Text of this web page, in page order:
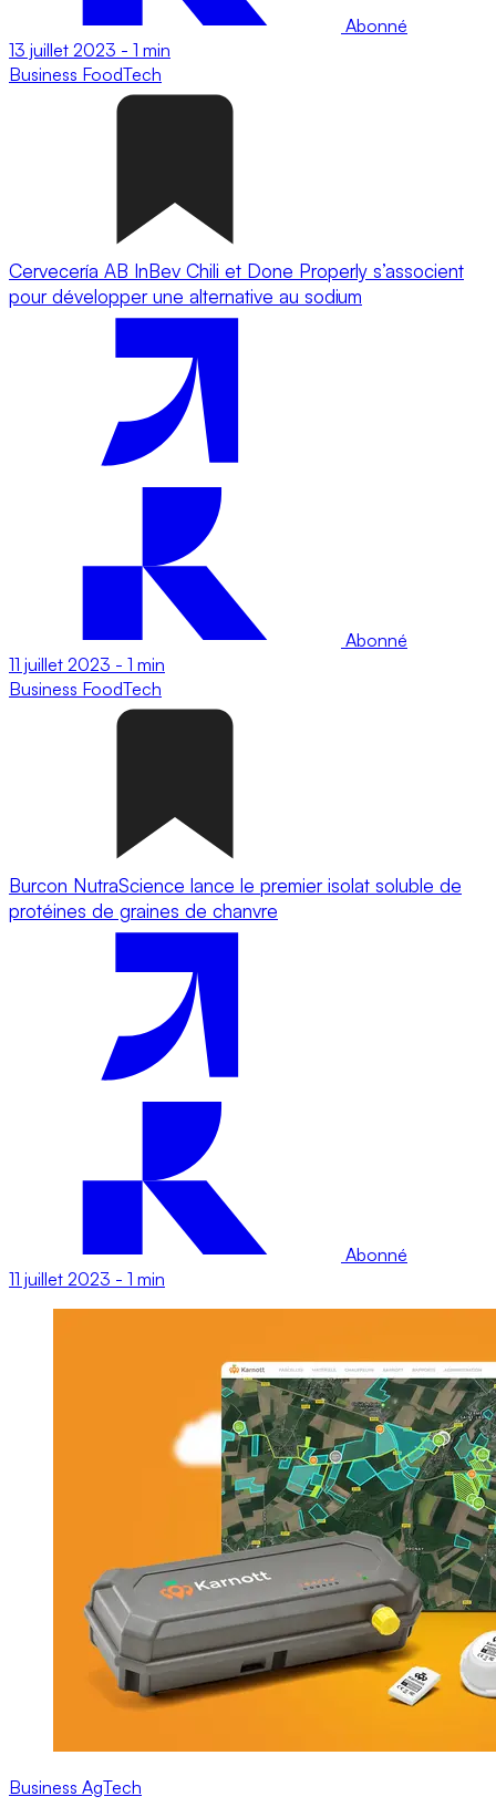
Abonné
13 juillet 2023 - 1 min
Business FoodTech
Cervecería AB InBev Chili et Done Properly s’associent
pour développer une alternative au sodium
Abonné
11 juillet 2023 - 1 min
Business FoodTech
Burcon NutraScience lance le premier isolat soluble de
protéines de graines de chanvre
Abonné
11 juillet 2023 - 1 min
Business AgTech